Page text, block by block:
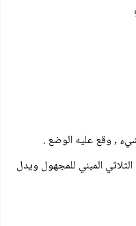
, وقع عليه الوضع .
المبني للمجهول ويدل